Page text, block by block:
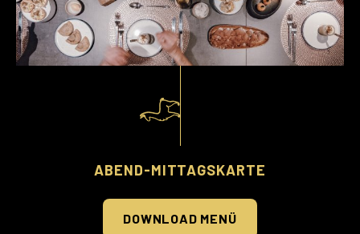
ABEND-MITTAGSKARTE
DOWNLOAD MENÜ